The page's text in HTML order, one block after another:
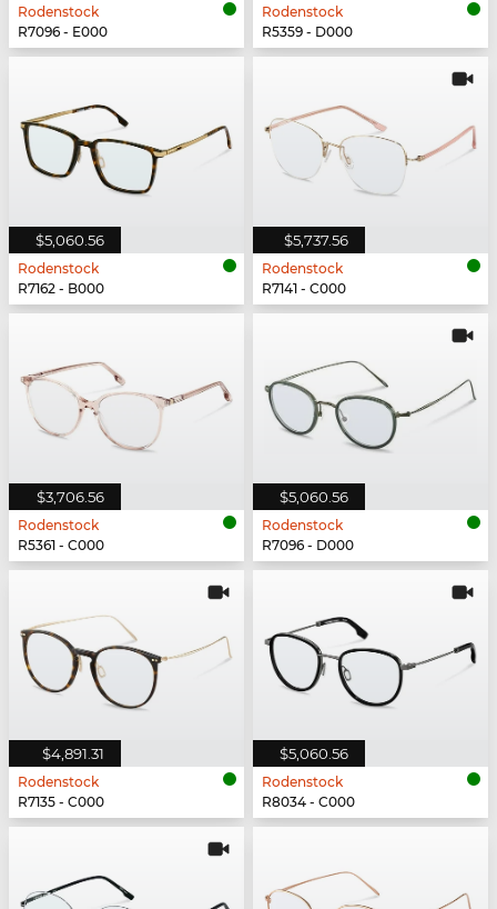
Rodenstock
R7096 - E000
Rodenstock
R5359 - D000
$5,060.56
Rodenstock
R7162 - B000
$5,737.56
Rodenstock
R7141 - C000
$3,706.56
Rodenstock
R5361 - C000
$5,060.56
Rodenstock
R7096 - D000
$4,891.31
Rodenstock
R7135 - C000
$5,060.56
Rodenstock
R8034 - C000